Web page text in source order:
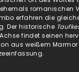
romanischen
erfahren die
Der historische
findet seinen
aus weißem